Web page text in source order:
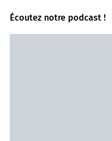
Écoutez notre podcast !